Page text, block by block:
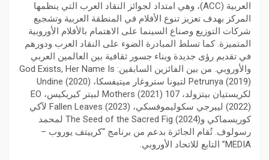
العربية (ACC)، وهي امتداد لجوائز النقاد العرب التي ينظمها
المركز بهدف تعزيز تنوع الأفلام في المنطقة العربية وتشجيع
شركات التوزيع وصناع السينما على الاهتمام بالأفلام الأوروبية
المتميزة. كما تسلط المبادرة الضوء على النقاد العرب ودورهم
في تقديم رؤى جديدة وبناء جسور ثقافية بين العالمين العربي
والأوروبي. من بين الفائزين السابقين: God Exists, Her Name Is
Petrunya (2019) لتيونا ستروغار ميتيفسكا، Undine (2020)
لكريستيان بيتزولد، 107 Mothers (2021) لبيتر كيريكيس، EO
(2022) لييرجي سكوليموفسكي، Fallen Leaves (2023) لآكي
كوريسماكي وThe Seed of the Sacred Fig (2024) لمحمد
رسولوف. تُقام الجائزة بدعم من برنامج “كرييتف يوروب –
MEDIA” التابع للاتحاد الأوروبي.